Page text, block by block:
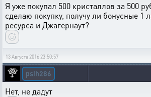
Я уже покупал 500 кристаллов за 500
сделаю покупку, получу ли бонусные 1
ресурса и Джагернаут?
13 Августа 2016 23:50:57
psih286
Нет, не дадут